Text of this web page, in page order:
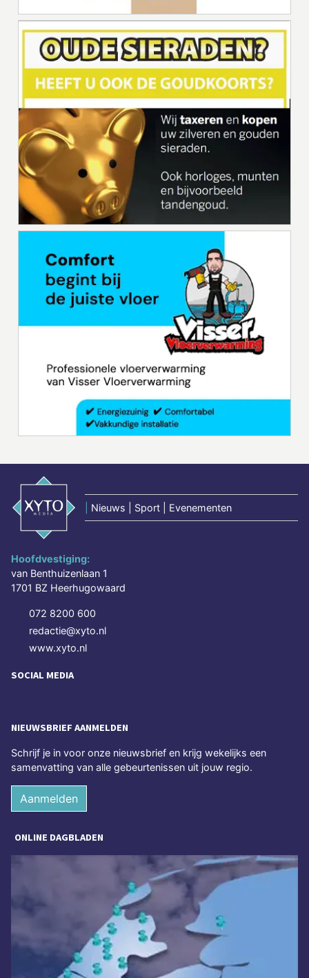
Nieuws | Sport | Evenementen
Hoofdvestiging:
van Benthuizenlaan 1
1701 BZ Heerhugowaard
072 8200 600
redactie@xyto.nl
www.xyto.nl
SOCIAL MEDIA
NIEUWSBRIEF AANMELDEN
Schrijf je in voor onze nieuwsbrief en krijg wekelijks een
samenvatting van alle gebeurtenissen uit jouw regio.
Aanmelden
ONLINE DAGBLADEN